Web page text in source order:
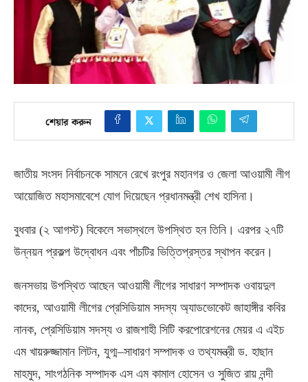
শেয়ার করুন
জাতীয় সংসদ নির্বাচনকে সামনে রেখে রংপুর মহানগর ও জেলা আওয়ামী লীগ
আয়োজিত মহাসমাবেশে যোগ দিয়েছেন প্রধানমন্ত্রী শেখ হাসিনা।
বুধবার (২ আগস্ট) বিকেলে সভাস্থলে উপস্থিত হন তিনি। এরপর ২৭টি
উন্নয়ন প্রকল্প উদ্বোধন এবং পাঁচটির ভিত্তিপ্রস্তর স্থাপন করেন।
জনসভায় উপস্থিত আছেন আওয়ামী লীগের সাধারণ সম্পাদক ওবায়দুল
কাদের, আওয়ামী লীগের প্রেসিডিয়াম সদস্য অ্যাডভোকেট জাহাঙ্গীর কবির
নানক, প্রেসিডিয়াম সদস্য ও রাজশাহী সিটি করপোরেশনের মেয়র এ এইচ
এম খায়রুজ্জামান লিটন, যুগ্ম–সাধারণ সম্পাদক ও তথ্যমন্ত্রী ড. হাছান
মাহমুদ, সাংগঠনিক সম্পাদক এস এম কামাল হোসেন ও সুজিত রায় নন্দী